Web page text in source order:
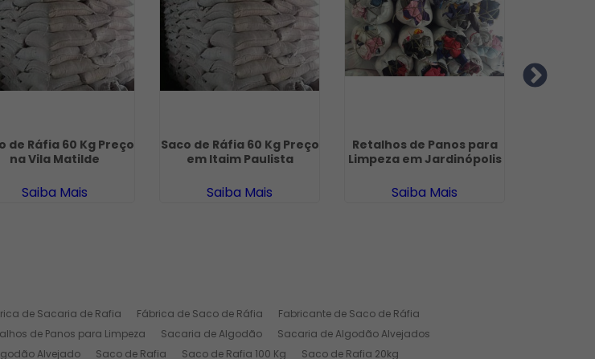
de Ráfia 60 Kg Preço
na Vila Matilde
Saiba Mais
Saco de Ráfia 60 Kg Preço
em Itaim Paulista
Saiba Mais
Retalhos de Panos para
Limpeza em Jardinópolis
Saiba Mais
de Sacaria de Rafia Fábrica de Saco de Ráfia
Fabricante de Saco de Ráfia
de Panos para Limpeza Sacaria de Algodão
Sacaria de Algodão Alvejados
Alvejado Saco de Rafia Saco de Rafia 100 Kg Saco de Rafia 20kg